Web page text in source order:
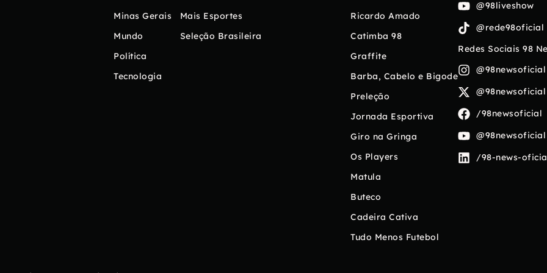
Minas Gerais
Mundo
Política
Tecnologia
Mais Esportes
Seleção Brasileira
Ricardo Amado
Catimba 98
Graffite
Barba, Cabelo e Bigode
Preleção
Jornada Esportiva
Giro na Gringa
Os Players
Matula
Buteco
Cadeira Cativa
Tudo Menos Futebol
@98liveshow
@rede98oficial
Redes Sociais 98
@98newsoficial
@98newsoficial
/98newsoficial
@98newsoficial
/98-news-